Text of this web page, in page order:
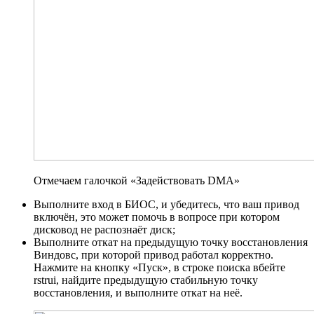
Отмечаем галочкой «Задействовать DMA»
Выполните вход в БИОС, и убедитесь, что ваш привод
включён, это может помочь в вопросе при котором
дисковод не распознаёт диск;
Выполните откат на предыдущую точку восстановления
Виндовс, при которой привод работал корректно.
Нажмите на кнопку «Пуск», в строке поиска вбейте
rstrui, найдите предыдущую стабильную точку
восстановления, и выполните откат на неё.